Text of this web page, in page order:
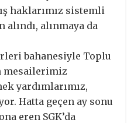
haklarımız sistemli
alınmaya da
bahanesiyle Toplu
mesailerimiz
yardımlarımız,
Hatta geçen ay sonu
eren SGK’da